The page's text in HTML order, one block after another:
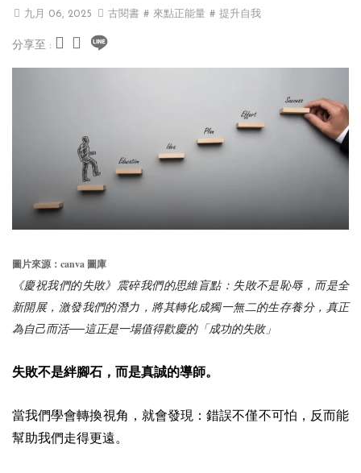
影片專區
關於我們
九月 06, 2025 古閱書 # 來點正能量 # 提升自我
分享至 :
圖片來源： canva 圖庫
《慶祝我們的失敗》震碎我們的思維盲點：失敗不是恥辱，而是全
新開展，激發我們的潛力，將其轉化成獨一無二的生存養分，真正
為自己而活──這正是一場值得歡慶的「成功的失敗」
失敗不是絆腳石，而是真誠的導師。
當我們學會轉換視角，就會發現：錯誤不僅不可怕，反而能
幫助我們走得更遠。